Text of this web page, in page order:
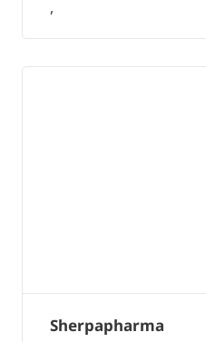
,
Sherpapharma